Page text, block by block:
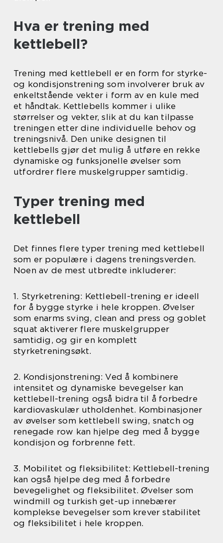
Hva er trening med
kettlebell?
Trening med kettlebell er en form for styrke-
og kondisjonstrening som involverer bruk av
enkeltstående vekter i form av en kule med
et håndtak. Kettlebells kommer i ulike
størrelser og vekter, slik at du kan tilpasse
treningen etter dine individuelle behov og
treningsnivå. Den unike designen til
kettlebells gjør det mulig å utføre en rekke
dynamiske og funksjonelle øvelser som
utfordrer flere muskelgrupper samtidig.
Typer trening med
kettlebell
Det finnes flere typer trening med kettlebell
som er populære i dagens treningsverden.
Noen av de mest utbredte inkluderer:
1. Styrketrening: Kettlebell-trening er ideell
for å bygge styrke i hele kroppen. Øvelser
som enarms sving, clean and press og goblet
squat aktiverer flere muskelgrupper
samtidig, og gir en komplett
styrketreningsøkt.
2. Kondisjonstrening: Ved å kombinere
intensitet og dynamiske bevegelser kan
kettlebell-trening også bidra til å forbedre
kardiovaskulær utholdenhet. Kombinasjoner
av øvelser som kettlebell swing, snatch og
renegade row kan hjelpe deg med å bygge
kondisjon og forbrenne fett.
3. Mobilitet og fleksibilitet: Kettlebell-trening
kan også hjelpe deg med å forbedre
bevegelighet og fleksibilitet. Øvelser som
windmill og turkish get-up innebærer
komplekse bevegelser som krever stabilitet
og fleksibilitet i hele kroppen.